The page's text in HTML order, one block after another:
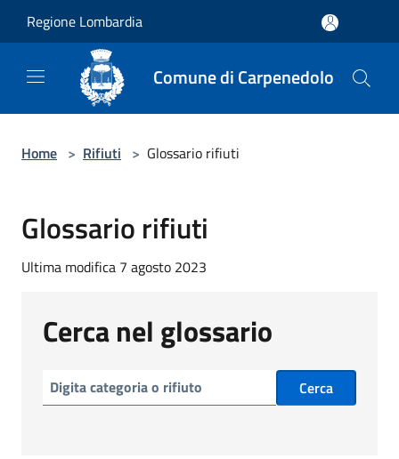
Regione Lombardia
Comune di Carpenedolo
Home > Rifiuti > Glossario rifiuti
Glossario rifiuti
Ultima modifica 7 agosto 2023
Cerca nel glossario
Cerca